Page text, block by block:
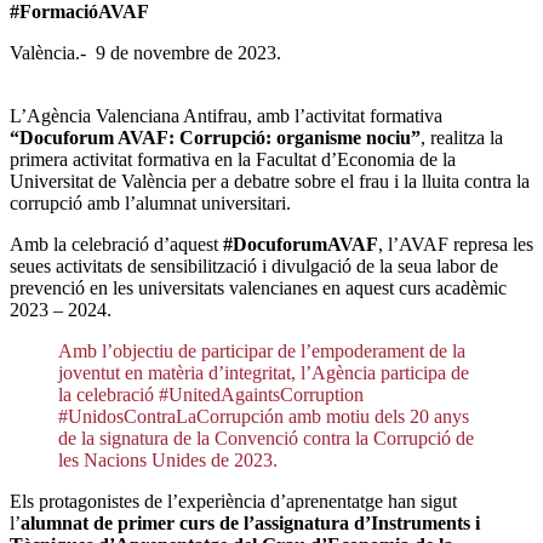
#FormacióAVAF
València.- 9 de novembre de 2023.
L’Agència Valenciana Antifrau, amb l’activitat formativa
“Docuforum AVAF: Corrupció: organisme nociu”, realitza la
primera activitat formativa en la Facultat d’Economia de la
Universitat de València per a debatre sobre el frau i la lluita contra la
corrupció amb l’alumnat universitari.
Amb la celebració d’aquest #DocuforumAVAF, l’AVAF represa les
seues activitats de sensibilització i divulgació de la seua labor de
prevenció en les universitats valencianes en aquest curs acadèmic
2023 – 2024.
Amb l’objectiu de participar de l’empoderament de la
joventut en matèria d’integritat, l’Agència participa de
la celebració #UnitedAgaintsCorruption
#UnidosContraLaCorrupción amb motiu dels 20 anys
de la signatura de la Convenció contra la Corrupció de
les Nacions Unides de 2023.
Els protagonistes de l’experiència d’aprenentatge han sigut
l’alumnat de primer curs de l’assignatura d’Instruments i